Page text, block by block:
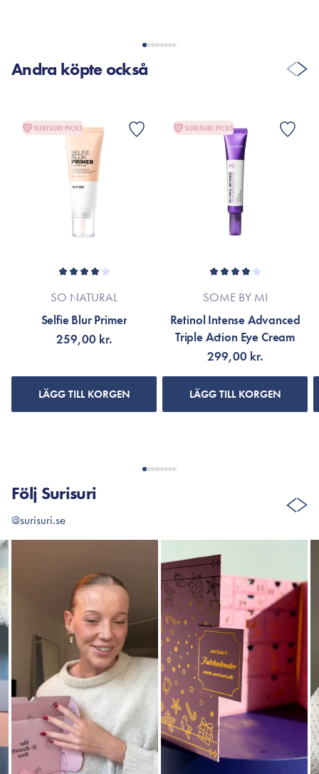
Andra köpte också
SURISURI PICKS
SO NATURAL
Selfie Blur Primer
259,00 kr.
LÄGG TILL KORGEN
SURISURI PICKS
SOME BY MI
Retinol Intense Advanced
Triple Action Eye Cream
299,00 kr.
LÄGG TILL KORGEN
Följ Surisuri
@surisuri.se